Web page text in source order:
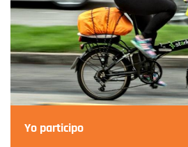
Yo participo